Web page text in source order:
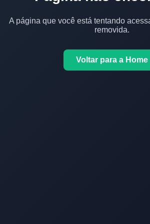
A página que você está tentando
removida.
Voltar para a Home